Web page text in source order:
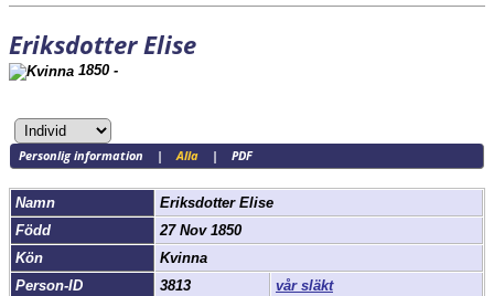
Eriksdotter Elise
1850 -
Personlig information |Alla| PDF
Namn Eriksdotter Elise
Född
27 Nov 1850
Kön
Kvinna
Person-ID
3813
vår släkt